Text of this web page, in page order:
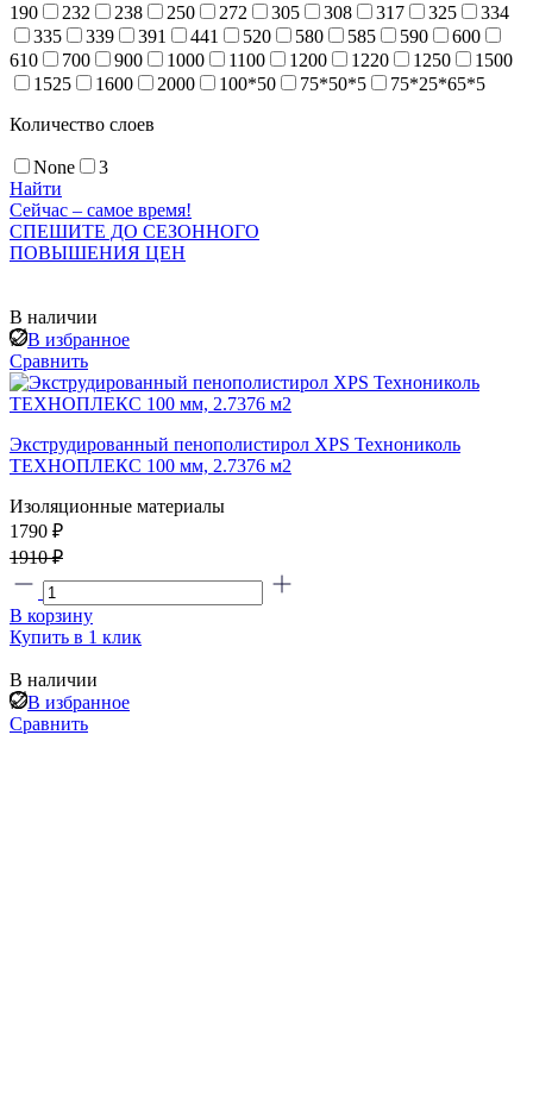
190
232 238 250 272 305 308 317 325
334
335
339 391 441 520 580 585 590
600
610
700 900 1000 1100 1200 1220 1250
1500
1525
1600 2000 100*50 75*50*5
75*25*65*5
Количество слоев
None
3
Найти
Сейчас – самое время!
СПЕШИТЕ ДО СЕЗОННОГО
ПОВЫШЕНИЯ ЦЕН
В наличии
В избранное
Сравнить
Экструдированный пенополистирол XPS Технониколь
ТЕХНОПЛЕКС 100 мм, 2.7376 м2
Изоляционные материалы
1790 ₽
1910 ₽
В корзину
Купить в 1 клик
В наличии
В избранное
Сравнить